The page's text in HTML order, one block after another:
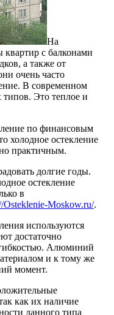
На
с балконами
а также от
очень часто
В современном
типов. Это теплое и
по финансовым
холодное остекление
практичным.
долгие годы.
остекление
в
Osteklenie-Moskow.ru/.
используются
достаточно
Алюминий
и к тому же
момент.
как их наличие
данного типа